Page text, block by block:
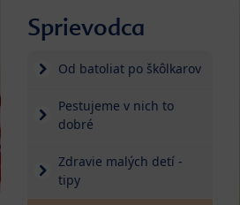
Sprievodca
Od batoliat po škôlkarov
Pestujeme v nich to
dobré
Zdravie malých detí -
tipy